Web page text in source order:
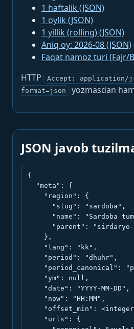
1 haftalik (JSON)
1 oylik (JSON)
1 yillik (rolling) (JSON)
Aniq oy: 2026-08 (JSON)
Faqat namoz turi (Fajr/
HTTP
Accept: application/
format=json
yozmasdan
JSON javob
{
  "meta": {
    "region": {
      "slug": "sardoba",
"name": "Sardoba
"parent":
    },
    "lang": "kk",
    "period": "dhuhr",
"period_canonical":
    "ym": null,
    "date": "YYYY-MM-DD",
    "now": "HH:MM",
"offset_min":
    "urls": {